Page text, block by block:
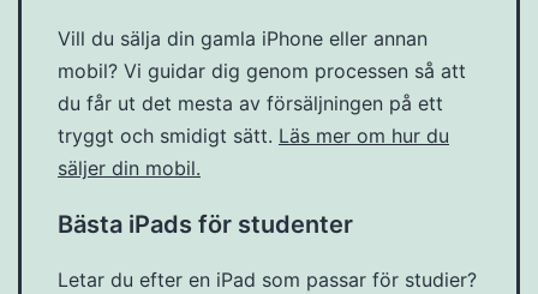
Vill du sälja din gamla iPhone eller annan
mobil? Vi guidar dig genom processen så att
du får ut det mesta av försäljningen på ett
tryggt och smidigt sätt. Läs mer om hur du
säljer din mobil.
Bästa iPads för studenter
Letar du efter en iPad som passar för studier?